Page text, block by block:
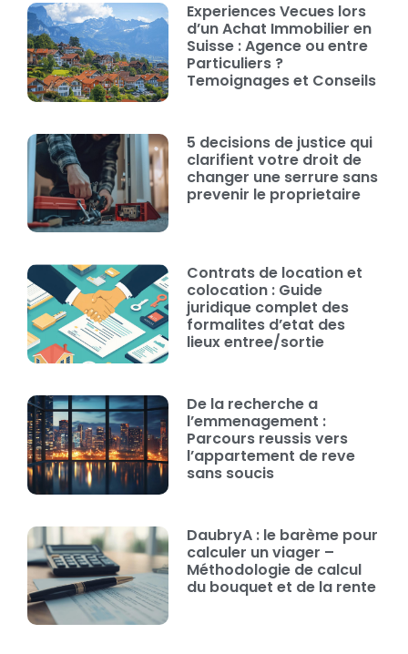
Experiences Vecues lors
d’un Achat Immobilier en
Suisse : Agence ou entre
Particuliers ?
Temoignages et Conseils
5 decisions de justice qui
clarifient votre droit de
changer une serrure sans
prevenir le proprietaire
Contrats de location et
colocation : Guide
juridique complet des
formalites d’etat des
lieux entree/sortie
De la recherche a
l’emmenagement :
Parcours reussis vers
l’appartement de reve
sans soucis
DaubryA : le barème pour
calculer un viager –
Méthodologie de calcul
du bouquet et de la rente